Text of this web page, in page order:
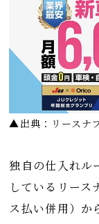
▲出典：リースナ
独自の仕入れル
しているリー
ス払い併用）か